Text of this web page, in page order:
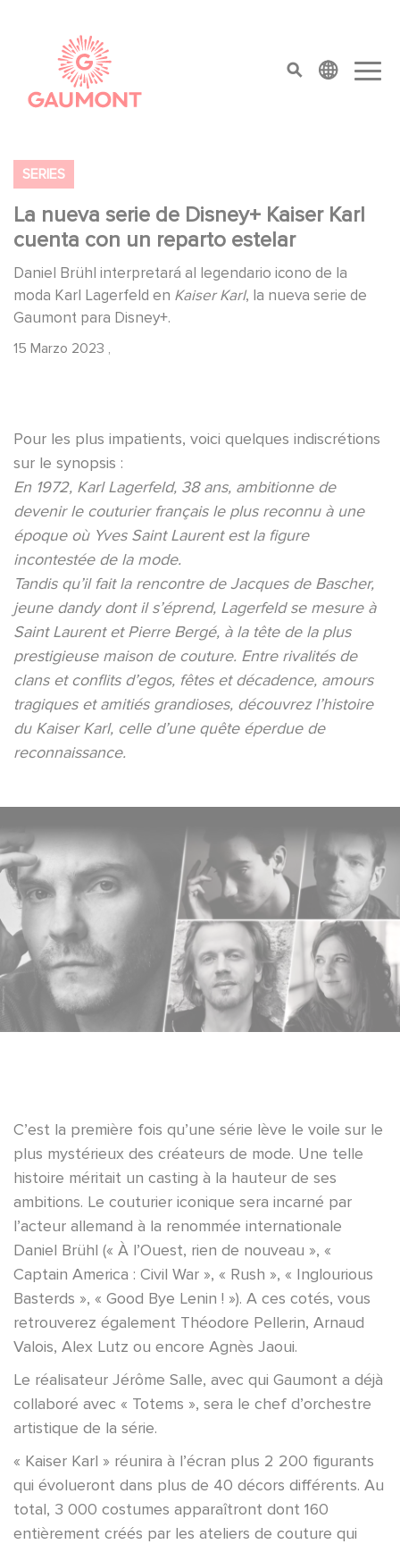
top menu
SERIES
La nueva serie de Disney+ Kaiser Karl
cuenta con un reparto estelar
Daniel Brühl interpretará al legendario icono de la
moda Karl Lagerfeld en Kaiser Karl, la nueva serie de
Gaumont para Disney+.
15 Marzo 2023 ,
Pour les plus impatients, voici quelques indiscrétions
sur le synopsis :
En 1972, Karl Lagerfeld, 38 ans, ambitionne de
devenir le couturier français le plus reconnu à une
époque où Yves Saint Laurent est la figure
incontestée de la mode.
Tandis qu’il fait la rencontre de Jacques de Bascher,
jeune dandy dont il s’éprend, Lagerfeld se mesure à
Saint Laurent et Pierre Bergé, à la tête de la plus
prestigieuse maison de couture. Entre rivalités de
clans et conflits d’egos, fêtes et décadence, amours
tragiques et amitiés grandioses, découvrez l’histoire
du Kaiser Karl, celle d’une quête éperdue de
reconnaissance.
C’est la première fois qu’une série lève le voile sur le
plus mystérieux des créateurs de mode. Une telle
histoire méritait un casting à la hauteur de ses
ambitions. Le couturier iconique sera incarné par
l’acteur allemand à la renommée internationale
Daniel Brühl (« À l’Ouest, rien de nouveau », «
Captain America : Civil War », « Rush », « Inglourious
Basterds », « Good Bye Lenin ! »). A ces cotés, vous
retrouverez également Théodore Pellerin, Arnaud
Valois, Alex Lutz ou encore Agnès Jaoui.
Le réalisateur Jérôme Salle, avec qui Gaumont a déjà
collaboré avec « Totems », sera le chef d’orchestre
artistique de la série.
« Kaiser Karl » réunira à l’écran plus 2 200 figurants
qui évolueront dans plus de 40 décors différents. Au
total, 3 000 costumes apparaîtront dont 160
entièrement créés par les ateliers de couture qui